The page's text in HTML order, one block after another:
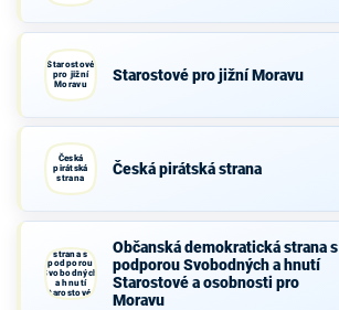
Starostové
pro jižní
Moravu
Starostové pro jižní Moravu
Česká
pirátská
strana
Česká pirátská strana
strana s
podporou
Svobodných
a hnutí
Starostové a
osobnosti
Občanská demokratická strana s
podporou Svobodných a hnutí
Starostové a osobnosti pro
Moravu